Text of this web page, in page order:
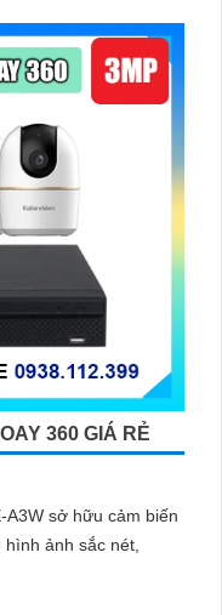
360 GIÁ RẺ
A3W sở hữu cảm biến
ảnh sắc nét,